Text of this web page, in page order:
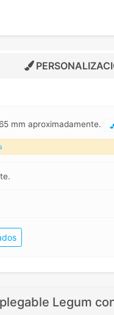
mm aproximadamente.
Legum